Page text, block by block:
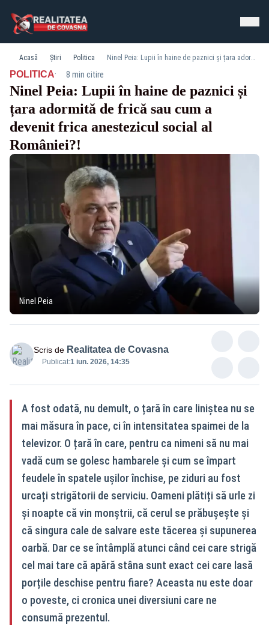
Acasă Știri Politica Ninel Peia: Lupii în haine de paznici și țara adormită de frică sau cum a devenit frica anestezicul social al României?!
POLITICA· 8 min citire
Ninel Peia: Lupii în haine de paznici și
țara adormită de frică sau cum a
devenit frica anestezicul social al
României?!
Ninel Peia
Scris de Realitatea de Covasna
Publicat:1 iun. 2026, 14:35
A fost odată, nu demult, o țară în care liniștea nu se
mai măsura în pace, ci în intensitatea spaimei de la
televizor. O țară în care, pentru ca nimeni să nu mai
vadă cum se golesc hambarele și cum se împart
feudele în spatele ușilor închise, pe ziduri au fost
urcați strigătorii de serviciu. Oameni plătiți să urle zi
și noapte că vin monștrii, că cerul se prăbușește și
că singura cale de salvare este tăcerea și supunerea
oarbă. Dar ce se întâmplă atunci când cei care strigă
cel mai tare că apără stâna sunt exact cei care lasă
porțile deschise pentru fiare? Aceasta nu este doar
o poveste, ci cronica unei diversiuni care ne
consumă prezentul.